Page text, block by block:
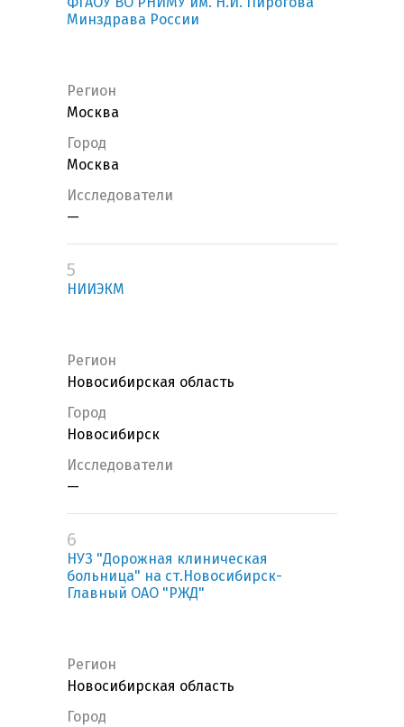
Минздрава России
Регион
Москва
Город
Москва
Исследователи
—
5
НИИЭКМ
Регион
Новосибирская область
Город
Новосибирск
Исследователи
—
6
НУЗ "Дорожная клиническая
больница" на ст.Новосибирск-
Главный ОАО "РЖД"
Регион
Новосибирская область
Город